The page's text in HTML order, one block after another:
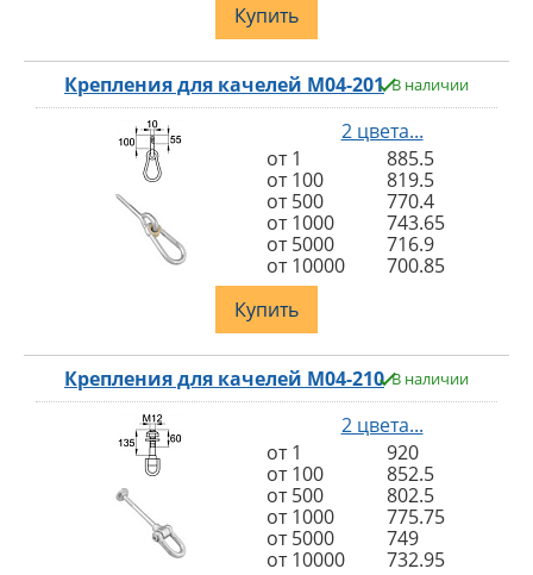
Купить
Крепления для качелей M04-201 В наличии
2 цвета...
от 1
885.5
от 100
819.5
от 500
770.4
от 1000
743.65
от 5000
716.9
от 10000
700.85
Купить
Крепления для качелей M04-210 В наличии
2 цвета...
от 1
920
от 100
852.5
от 500
802.5
от 1000
775.75
от 5000
749
от 10000
732.95